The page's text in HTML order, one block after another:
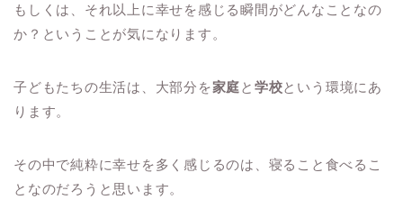
もしくは、それ以上に幸せを感じる瞬間がどんなことなの
か？ということが気になります。
子どもたちの生活は、大部分を家庭と 学校という環境にあ
ります。
その中で純粋に幸せを多く感じるのは、寝ること食べるこ
となのだろうと思います。